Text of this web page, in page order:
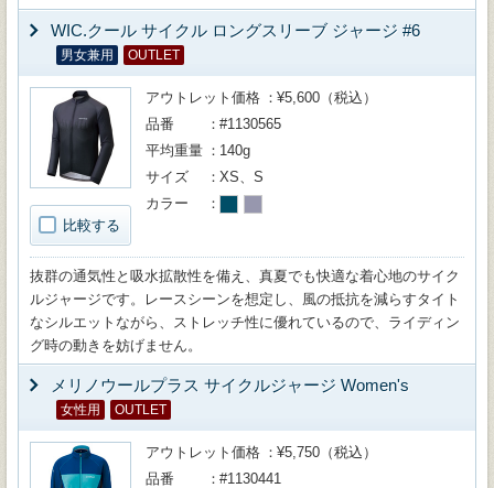
WIC.クール サイクル ロングスリーブ ジャージ #6
男女兼用 OUTLET
比較する
アウトレット価格
¥5,600（税込）
品番
#1130565
平均重量
140g
サイズ
XS、S
カラー
抜群の通気性と吸水拡散性を備え、真夏でも快適な着心地のサイク
ルジャージです。レースシーンを想定し、風の抵抗を減らすタイト
なシルエットながら、ストレッチ性に優れているので、ライディン
グ時の動きを妨げません。
メリノウールプラス サイクルジャージ Women's
女性用 OUTLET
アウトレット価格
¥5,750（税込）
品番
#1130441